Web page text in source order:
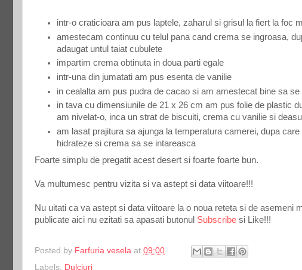
intr-o craticioara am pus laptele, zaharul si grisul la fiert la foc
amestecam continuu cu telul pana cand crema se ingroasa,
adaugat untul taiat cubulete
impartim crema obtinuta in doua parti egale
intr-una din jumatati am pus esenta de vanilie
in cealalta am pus pudra de cacao si am amestecat bine sa
in tava cu dimensiunile de 21 x 26 cm am pus folie de plastic
am nivelat-o, inca un strat de biscuiti, crema cu vanilie si
am lasat prajitura sa ajunga la temperatura camerei, dupa
hidrateze si crema sa se intareasca
Foarte simplu de pregatit acest desert si foarte foarte bun.
Va multumesc pentru vizita si va astept si data viitoare!!!
Nu uitati ca va astept si data viitoare la o noua reteta si de asemeni
publicate aici nu ezitati sa apasati butonul Subscribe si Like!!!
Posted by Farfuria vesela at 09:00
Labels: Dulciuri